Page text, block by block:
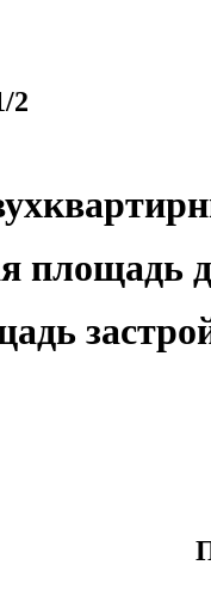
2
площадь